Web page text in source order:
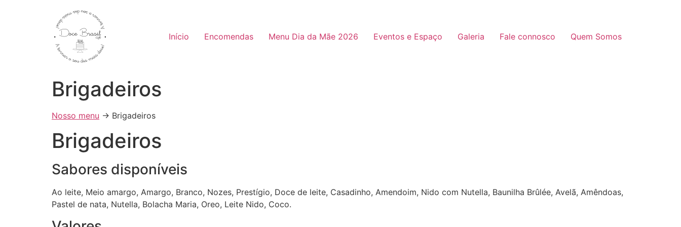
Início Encomendas Menu Dia da Mãe 2026 Eventos e Espaço Galeria Fale connosco Quem Somos
Brigadeiros
Nosso menu → Brigadeiros
Brigadeiros
Sabores disponíveis
Ao leite, Meio amargo, Amargo, Branco, Nozes, Prestígio, Doce de leite, Casadinho, Amendoim, Nido com Nutella, Baunilha Brûlée, Avelã, Amêndoas,
Pastel de nata, Nutella, Bolacha Maria, Oreo, Leite Nido, Coco.